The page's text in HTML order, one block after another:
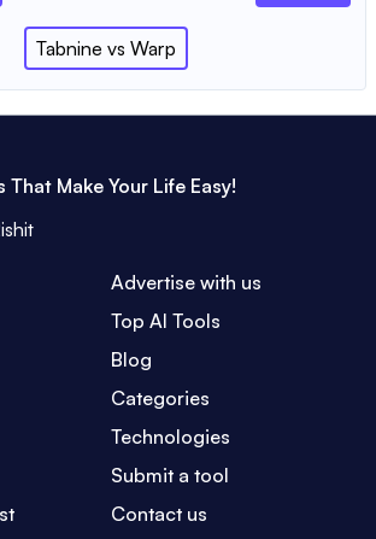
Tabnine vs Warp
That Make Your Life Easy!
Advertise with us
Top AI Tools
Blog
Categories
Technologies
Submit a tool
Contact us